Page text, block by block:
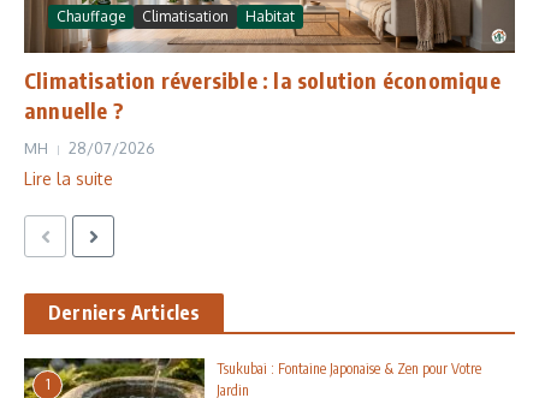
Chauffage Climatisation Habitat
Climatisation réversible : la solution économique
annuelle ?
MH 28/07/2026
Lire la suite
Derniers Articles
1
Tsukubai : Fontaine Japonaise & Zen pour Votre
Jardin